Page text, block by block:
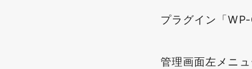
プラグイン「
管理画面左メニ